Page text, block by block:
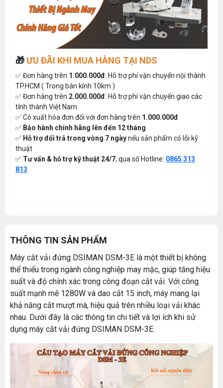
🎁 ƯU ĐÃI KHI MUA HÀNG TẠI NDS
✅ Đơn hàng trên 1.000.000đ: Hỗ trợ phí vận chuyển nội thành
TP.HCM ( Trong bán kính 10km )
✅ Đơn hàng trên 2.000.000đ: Hỗ trợ phí vận chuyển giao các
tỉnh thành Việt Nam.
✅ Có xuất hóa đơn đối với đơn hàng trên 1.000.000đ
✅ Bảo hành chính hãng lên đến 12 tháng
✅ Hỗ trợ đổi trả trong vòng 7 ngàynếu sản phẩm có lỗi kỹ
thuật
✅ Tư vấn & hỗ trợ kỹ thuật 24/7, qua số Hotline: 0865 313
813
THÔNG TIN SẢN PHẨM
Máy cắt vải đứng DSIMAN DSM-3E là một thiết bị không
thể thiếu trong ngành công nghiệp may mặc, giúp tăng hiệu
suất và độ chính xác trong công đoạn cắt vải. Với công
suất mạnh mẽ 1280W và dao cắt 15 inch, máy mang lại
khả năng cắt mượt mà, hiệu quả trên nhiều loại vải khác
nhau. Dưới đây là các thông tin chi tiết và lợi ích khi sử
dụng máy cắt vải đứng DSIMAN DSM-3E.